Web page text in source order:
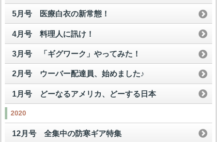
5月号 医療白衣の新常態！
4月号 料理人に訊け！
3月号 「ギグワーク」やってみた！
2月号 ウーバー配達員、始めました♪
1月号 どーなるアメリカ、どーする日本
2020
12月号 全集中の防寒ギア特集